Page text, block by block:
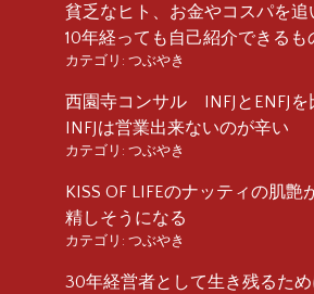
貧乏なヒト、お金やコスパを追
10年経っても自己紹介できるも
カテゴリ: つぶやき
西園寺コンサル INFJとENFJを
INFJは営業出来ないのが辛い
カテゴリ: つぶやき
KISS OF LIFEのナッティの肌艶
精しそうになる
カテゴリ: つぶやき
30年経営者として生き残るため